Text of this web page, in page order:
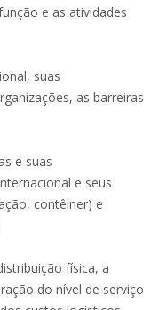
e as atividades
suas
as barreiras
e suas
e seus
contêiner) e
física, a
do nível de serviço